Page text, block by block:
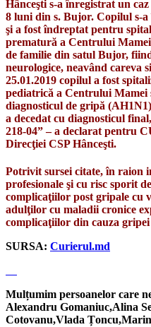
Hânceşti s-a înregistrat un
8 luni din s. Bujor. Copilul s-a
şi a fost îndreptat pentru
prematură a Centrului
de familie din satul Bujor,
neurologice, neavând careva
25.01.2019 copilul a fost
pediatrică a Centrului
diagnosticul de gripă
a decedat cu diagnosticul
218-04” – a declarat pentru
Direcţiei CSP Hânceşti.
Potrivit sursei citate, în raion
profesionale şi cu risc sporit
complicaţiilor post gripale cu
adulţilor cu maladii cronice
complicaţiilor din cauza
SURSA: Curierul.md
Mulțumim persoanelor care
Alexandru Gomaniuc,Alina
Cotovanu,Vlada